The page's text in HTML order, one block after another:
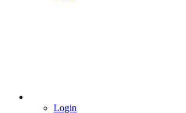
Login